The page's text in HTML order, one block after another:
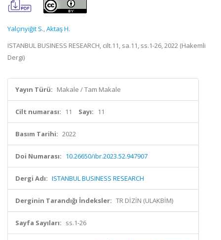
Yalçınyiğit S.,Aktaş H.
ISTANBUL BUSINESS RESEARCH, cilt.11, sa.11, ss.1-26, 2022 (Hakemli
Dergi)
Yayın Türü: Makale / Tam Makale
Cilt numarası: 11 Sayı: 11
Basım Tarihi: 2022
Doi Numarası: 10.26650/ibr.2023.52.947907
Dergi Adı: ISTANBUL BUSINESS RESEARCH
Derginin Tarandığı İndeksler: TR DİZİN (ULAKBİM)
Sayfa Sayıları: ss.1-26